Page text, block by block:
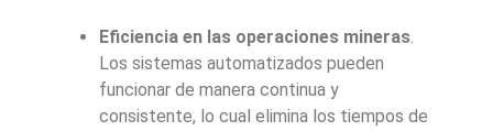
Eficiencia en las operaciones mineras.
Los sistemas automatizados pueden
funcionar de manera continua y
consistente, lo cual elimina los tiempos de